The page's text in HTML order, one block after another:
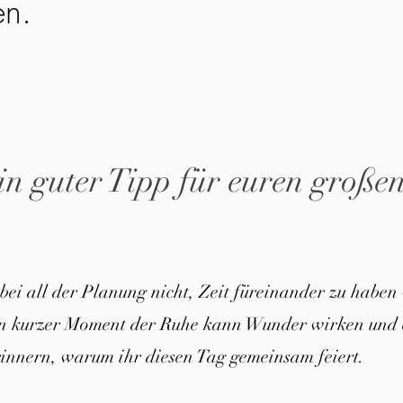
guter Tipp für euren
bei all der Planung nicht, Zeit füreinander zu
kurzer Moment der Ruhe kann Wunder wirken und
warum ihr diesen Tag gemeinsam feiert.